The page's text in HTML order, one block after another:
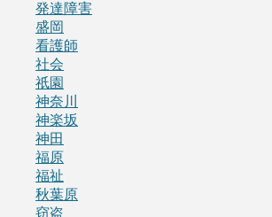
発達障害
盛岡
看護師
社会
祇園
神奈川
神楽坂
神田
福原
福祉
秋葉原
窃盗